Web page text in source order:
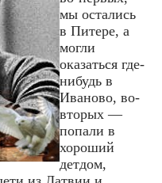
мы остались
в Питере, а
могли
оказаться где-
нибудь в
Иваново, во-
вторых —
попали в
хороший
детдом,